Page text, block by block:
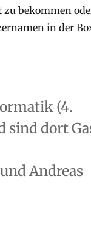
zu bekommen
in der
(4.
sind dort
Andreas